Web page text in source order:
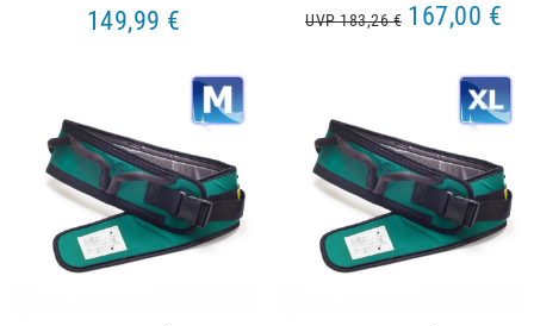
149,99 € UVP 183,26 € 167,00 €